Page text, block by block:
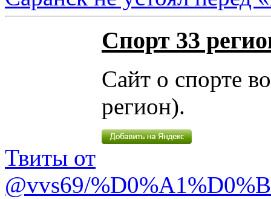
Спорт 33
Сайт о спорте
регион).
Твиты от
@vvs69/